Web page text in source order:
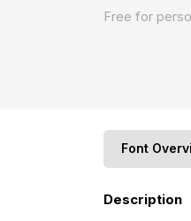
Free for
Font
Description